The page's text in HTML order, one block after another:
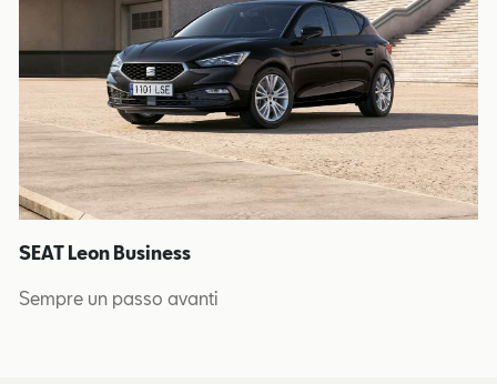
SEAT Leon Business
Sempre un passo avanti